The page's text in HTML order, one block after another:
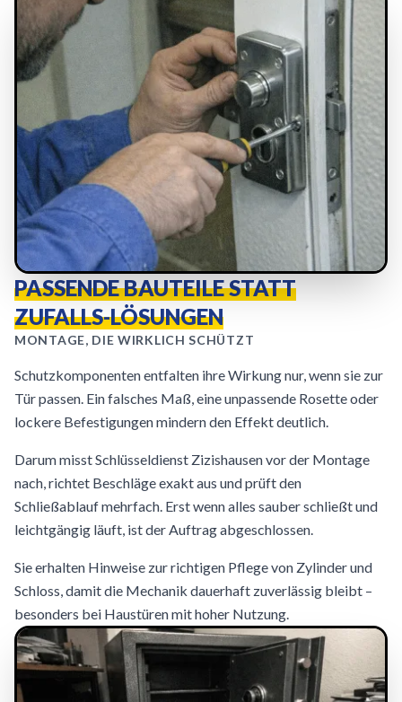
PASSENDE BAUTEILE STATT
ZUFALLS-LÖSUNGEN
MONTAGE, DIE WIRKLICH SCHÜTZT
Schutzkomponenten entfalten ihre Wirkung nur, wenn sie zur
Tür passen. Ein falsches Maß, eine unpassende Rosette oder
lockere Befestigungen mindern den Effekt deutlich.
Darum misst Schlüsseldienst Zizishausen vor der Montage
nach, richtet Beschläge exakt aus und prüft den
Schließablauf mehrfach. Erst wenn alles sauber schließt und
leichtgängig läuft, ist der Auftrag abgeschlossen.
Sie erhalten Hinweise zur richtigen Pflege von Zylinder und
Schloss, damit die Mechanik dauerhaft zuverlässig bleibt –
besonders bei Haustüren mit hoher Nutzung.